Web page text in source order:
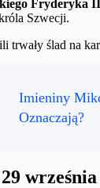
Fryderyka
Szwecji.
trwały ślad na
Imieniny
Oznaczają?